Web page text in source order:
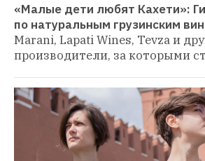
«Малые дети любят Кахети»:
по натуральным грузинским
Marani, Lapati Wines, Tevza и
производители, за которыми